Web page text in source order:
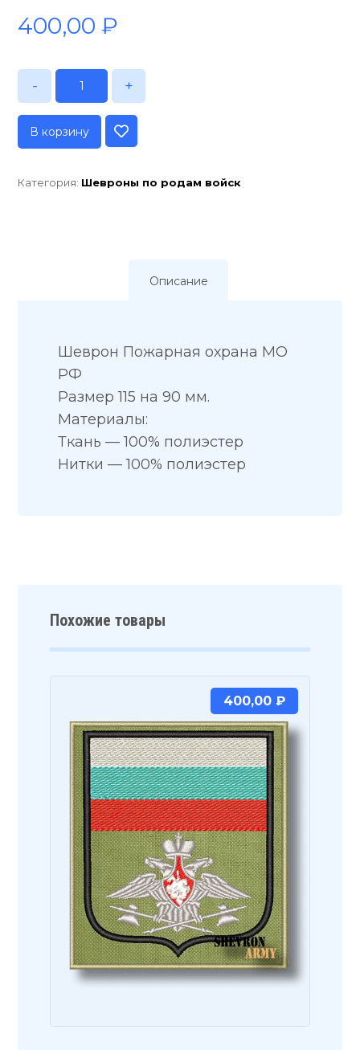
400,00₽
- +
В корзину
Категория: Шевроны по родам войск
Описание
Шеврон Пожарная охрана МО
РФ
Размер 115 на 90 мм.
Материалы:
Ткань — 100% полиэстер
Нитки — 100% полиэстер
Похожие товары
400,00 ₽